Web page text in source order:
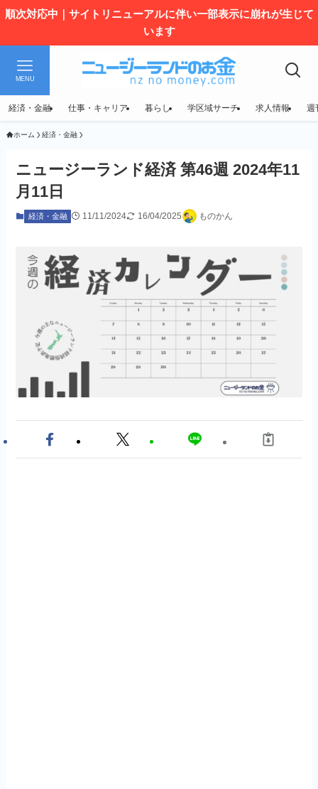
順次対応中｜サイトリニューアルに伴い一部表示に崩れが生じて
います
MENU
経済・金融 仕事・キャリア 暮らし 学区域サーチ 求人情報 週
ホーム 経済・金融
ニュージーランド経済 第46週 2024年11
月11日
経済・金融 11/11/2024 16/04/2025 ものかん